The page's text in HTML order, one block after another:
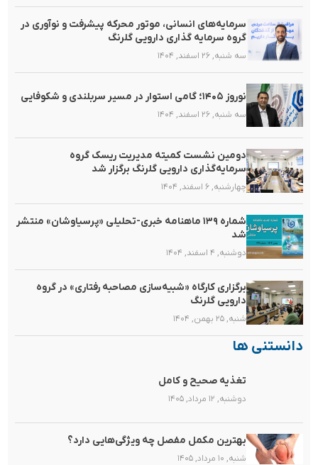
سرمایه‌های انسانی، موتور محرکه پیشرفت و نوآوری در
گروه سرمایه گذاری دارویی گلرنگ
سه شنبه, ۲۶ اسفند, ۱۴۰۴
نوروز ۱۴۰۵؛ گامی استوار در مسیر سربلندی و شکوفایی
سه شنبه, ۲۶ اسفند, ۱۴۰۴
دومین نشست کمیته مدیریت ریسک گروه
سرمایه‌گذاری دارویی گلرنگ برگزار شد
چهارشنبه, ۶ اسفند, ۱۴۰۴
شماره ۱۳۹ ماهنامه خبری-تحلیلی «پرسیاوشان» منتشر
شد
دوشنبه, ۴ اسفند, ۱۴۰۴
برگزاری کارگاه «شبیه‌سازی مصاحبه رفتاری» در گروه
دارویی گلرنگ
شنبه, ۲۵ بهمن, ۱۴۰۴
دانستنی ها
تغذیه صحیح و کامل
دوشنبه, ۱۲ مرداد, ۱۴۰۵
بهترین مکمل مفصل چه ویژگی‌هایی دارد؟
شنبه, ۱۰ مرداد, ۱۴۰۵